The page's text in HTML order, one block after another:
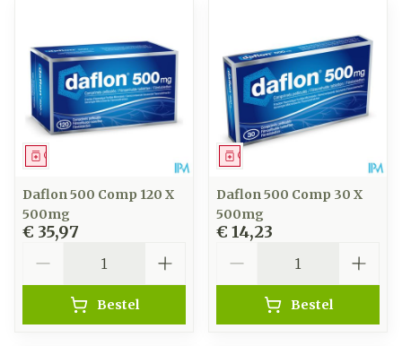
Geneesmiddel
Daflon 500 Comp 120 X
500mg
€ 35,97
Bestel
Geneesmiddel
Daflon 500 Comp 30 X
500mg
€ 14,23
Bestel